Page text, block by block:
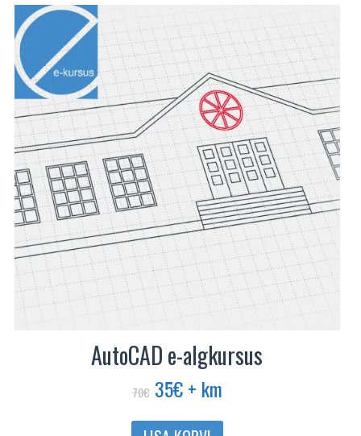
varianti.
Valikuid
saab
teha
tootelehel.
AutoCAD e-algkursus
70€ Algne
35€Praegune
+ km